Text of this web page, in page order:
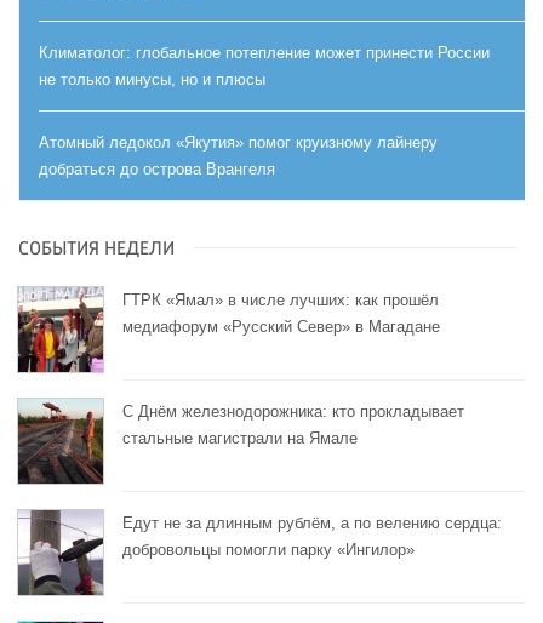
Климатолог: глобальное потепление может принести России
не только минусы, но и плюсы
Атомный ледокол «Якутия» помог круизному лайнеру
добраться до острова Врангеля
СОБЫТИЯ НЕДЕЛИ
ГТРК «Ямал» в числе лучших: как прошёл
медиафорум «Русский Север» в Магадане
С Днём железнодорожника: кто прокладывает
стальные магистрали на Ямале
Едут не за длинным рублём, а по велению сердца:
добровольцы помогли парку «Ингилор»